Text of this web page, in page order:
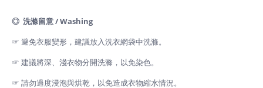
◎ 洗滌留意 / Washing
☞ 避免衣服變形，建議放入洗衣網袋中洗滌。
☞ 建議將深、淺衣物分開洗滌，以免染色。
☞ 請勿過度浸泡與烘乾，以免造成衣物縮水情況。